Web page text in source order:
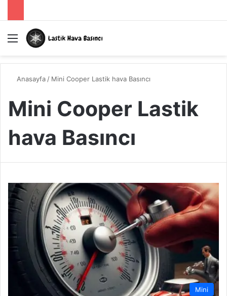
Menü
Anasayfa / Mini Cooper Lastik hava Basıncı
Mini Cooper Lastik
hava Basıncı
Mini